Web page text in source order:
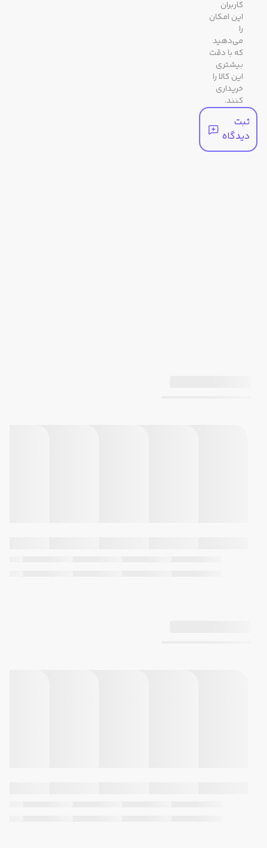
جنس
شیشه
معدنی
رنگ
نقره ای
کاربران
این امکان
را
می‌دهید
که با دقت
بیشتری
این کالا را
خریداری
کنند.
ثبت
دیدگاه